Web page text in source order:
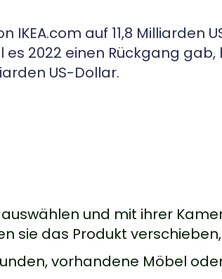
auf 11,8 Milliarden
2022 einen Rückgang
US-Dollar.
und mit ihrer
sie das Produkt
vorhandene Möbel